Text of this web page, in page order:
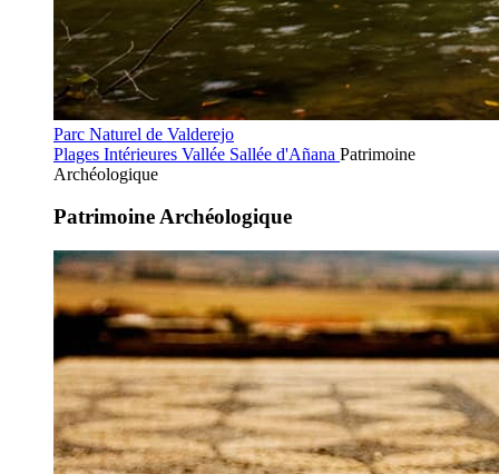
Parc Naturel de Valderejo
Plages Intérieures Vallée Sallée d'Añana Patrimoine
Archéologique
Patrimoine Archéologique